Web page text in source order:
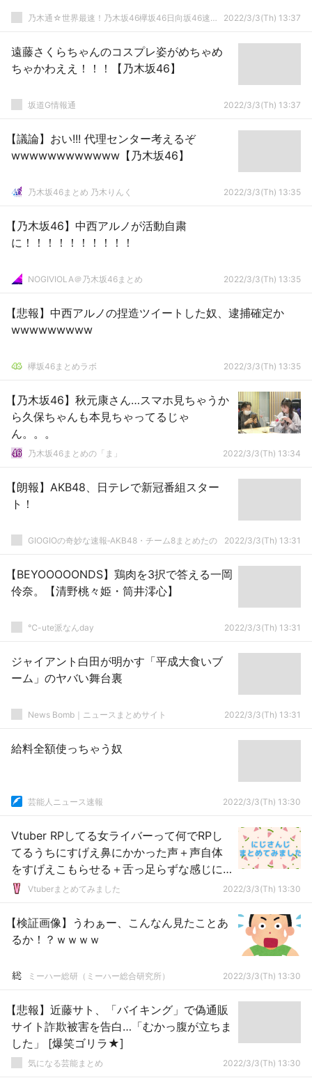
乃木通☆世界最速！乃木坂46欅坂46日向坂46速報まとめ 2022/3/3(Th) 13:37
遠藤さくらちゃんのコスプレ姿がめちゃめ
ちゃかわええ！！！【乃木坂46】
坂道G情報通 2022/3/3(Th) 13:37
【議論】おい!!! 代理センター考えるぞ
wwwwwwwwwwww【乃木坂46】
乃木坂46まとめ 乃木りんく 2022/3/3(Th) 13:35
【乃木坂46】中西アルノが活動自粛
に！！！！！！！！！！
NOGIVIOLA＠乃木坂46まとめ 2022/3/3(Th) 13:35
【悲報】中西アルノの捏造ツイートした奴、逮捕確定か
wwwwwwwww
欅坂46まとめラボ 2022/3/3(Th) 13:35
【乃木坂46】秋元康さん…スマホ見ちゃうか
ら久保ちゃんも本見ちゃってるじゃ
ん。。。
乃木坂46まとめの「ま」 2022/3/3(Th) 13:34
【朗報】AKB48、日テレで新冠番組スター
ト！
GIOGIOの奇妙な速報‐AKB48・チーム8まとめたの 2022/3/3(Th) 13:31
【BEYOOOOONDS】鶏肉を3択で答える一岡
伶奈。【清野桃々姫・筒井澪心】
℃-ute派なんday 2022/3/3(Th) 13:31
ジャイアント白田が明かす「平成大食いブ
ーム」のヤバい舞台裏
News Bomb｜ニュースまとめサイト 2022/3/3(Th) 13:31
給料全額使っちゃう奴
芸能人ニュース速報 2022/3/3(Th) 13:30
Vtuber RPしてる女ライバーって何でRPし
てるうちにすげえ鼻にかかった声＋声自体
をすげえこもらせる＋舌っ足らずな感じに
なるんだ？?でびも笹木もンゴも野良猫もロ
の子RPしてるときとかすげえわかりやす
い、あれのが普通のRPよりウケるんか？?
Vtuberまとめてみました 2022/3/3(Th) 13:30
【検証画像】うわぁー、こんなん見たことあ
るか！？ｗｗｗｗ
ミーハー総研（ミーハー総合研究所） 2022/3/3(Th) 13:30
【悲報】近藤サト、「バイキング」で偽通販
サイト詐欺被害を告白…「むかっ腹が立ちま
した」 [爆笑ゴリラ★]
気になる芸能まとめ 2022/3/3(Th) 13:30